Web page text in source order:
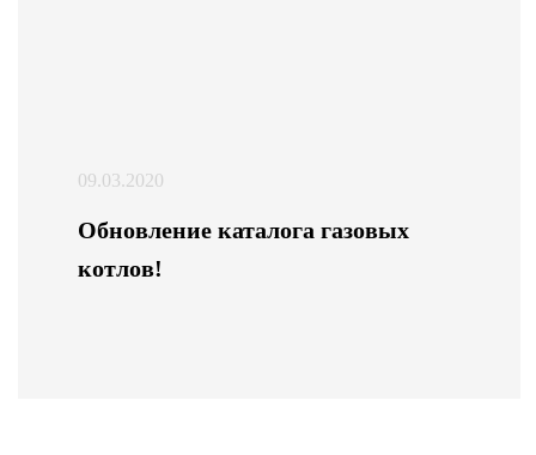
09.03.2020
Обновление каталога газовых
котлов!